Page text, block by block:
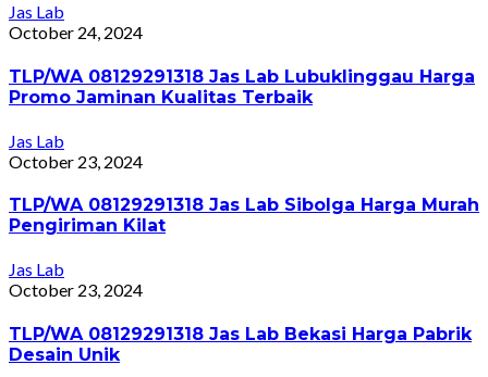
Jas Lab
October 24, 2024
TLP/WA 08129291318 Jas Lab Lubuklinggau Harga
Promo Jaminan Kualitas Terbaik
Jas Lab
October 23, 2024
TLP/WA 08129291318 Jas Lab Sibolga Harga Murah
Pengiriman Kilat
Jas Lab
October 23, 2024
TLP/WA 08129291318 Jas Lab Bekasi Harga Pabrik
Desain Unik